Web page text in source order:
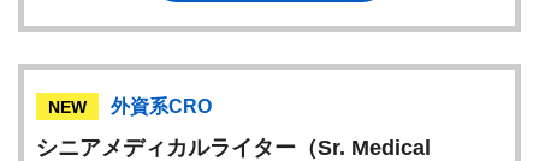
NEW 外資系CRO
シニアメディカルライター（Sr. Medical